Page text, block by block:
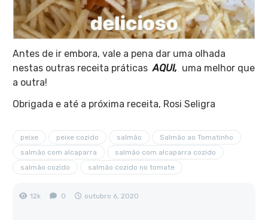
Antes de ir embora, vale a pena dar uma olhada
nestas outras receita práticasAQUI, uma melhor que
a outra!
Obrigada e até a próxima receita, Rosi Seligra
peixe peixe cozido salmão
Salmão ao Tomatinho
salmão com alcaparra
salmão com alcaparra cozido
salmão cozido
salmão cozido no tomate
12k 0 outubro 6, 2020